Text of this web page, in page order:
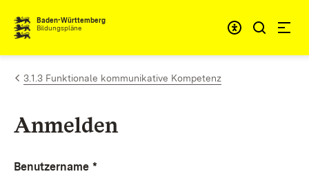
Zum Inhalt springen
Baden-Württemberg
Bildungspläne
3.1.3 Funktionale kommunikative Kompetenz
Anmelden
Benutzername *